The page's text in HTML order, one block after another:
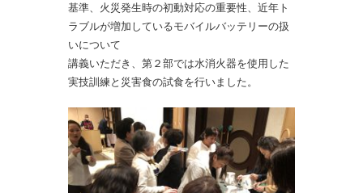
基準、火災発生時の初動対応の重要性、近年ト
ラブルが増加しているモバイルバッテリーの扱
いについて
講義いただき、第２部では水消火器を使用した
実技訓練と災害食の試食を行いました。